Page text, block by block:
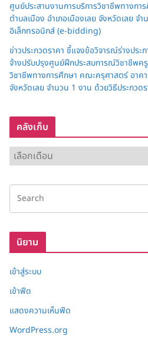
ศูนย์ประสานงานการบริการวิชาชีพทางก
ตำบลเมือง อำเภอเมืองเลย จังหวัดเลย จ
อิเล็กทรอนิกส์ (e-bidding)
ข่าวประกวดราคา ชี้แจงข้อวิจารณ์ร่างประ
จ้างปรับปรุงศูนย์ฝึกประสบการณ์วิชาชีพค
วิชาชีพทางการศึกษา คณะครุศาสตร์ อาคา
จังหวัดเลย จำนวน 1 งาน ด้วยวิธีประกว
คลังเก็บ
ลั
ง
ก็
นิยาม
เข้าสู่ระบบ
เข้าฟีด
แสดงความเห็นฟีด
WordPress.org